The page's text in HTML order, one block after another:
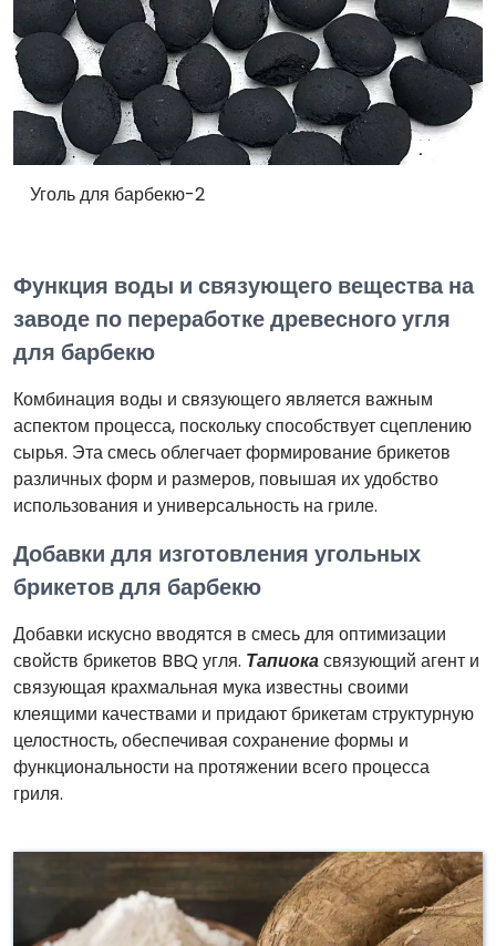
Уголь для барбекю-2
Функция воды и связующего вещества на
заводе по переработке древесного угля
для барбекю
Комбинация воды и связующего является важным
аспектом процесса, поскольку способствует сцеплению
сырья. Эта смесь облегчает формирование брикетов
различных форм и размеров, повышая их удобство
использования и универсальность на гриле.
Добавки для изготовления угольных
брикетов для барбекю
Добавки искусно вводятся в смесь для оптимизации
свойств брикетов BBQ угля. Тапиокасвязующий агент и
связующая крахмальная мука известны своими
клеящими качествами и придают брикетам структурную
целостность, обеспечивая сохранение формы и
функциональности на протяжении всего процесса
гриля.